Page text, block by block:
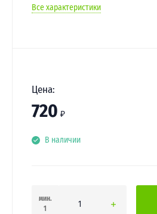
Все характеристики
Цена:
720 ₽
В наличии
мин.
1